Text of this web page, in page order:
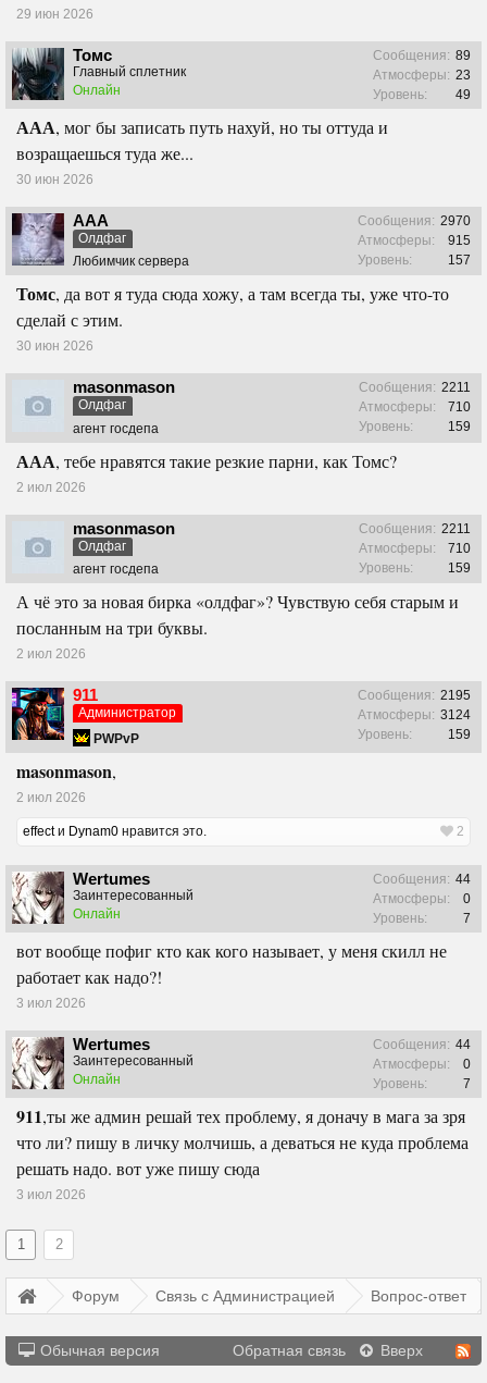
29 июн 2026
Томс
Главный сплетник
Онлайн
Сообщения: 89
Атмосферы: 23
Уровень:
49
ААА, мог бы записать путь нахуй, но ты оттуда и
возращаешься туда же...
30 июн 2026
ААА
Олдфаг
Любимчик сервера
Сообщения: 2970
Атмосферы:
915
Уровень:
157
Томс, да вот я туда сюда хожу, а там всегда ты, уже что-то
сделай с этим.
30 июн 2026
masonmason
Олдфаг
агент госдепа
Сообщения: 2211
Атмосферы:
710
Уровень:
159
ААА, тебе нравятся такие резкие парни, как Томс?
2 июл 2026
masonmason
Олдфаг
агент госдепа
Сообщения: 2211
Атмосферы:
710
Уровень:
159
А чё это за новая бирка «олдфаг»? Чувствую себя старым и
посланным на три буквы.
2 июл 2026
911
Администратор
PWPvP
Сообщения: 2195
Атмосферы: 3124
Уровень:
159
masonmason,
2 июл 2026
effectи Dynam0 нравится это. 2
Wertumes
Заинтересованный
Онлайн
Сообщения: 44
Атмосферы:
0
Уровень:
7
вот вообще пофиг кто как кого называет, у меня скилл не
работает как надо?!
3 июл 2026
Wertumes
Заинтересованный
Онлайн
Сообщения: 44
Атмосферы:
0
Уровень:
7
911,ты же админ решай тех проблему, я доначу в мага за зря
что ли? пишу в личку молчишь, а деваться не куда проблема
решать надо. вот уже пишу сюда
3 июл 2026
1 2
Форум Связь с Администрацией Вопрос-ответ
Обычная версия Обратная связь Вверх